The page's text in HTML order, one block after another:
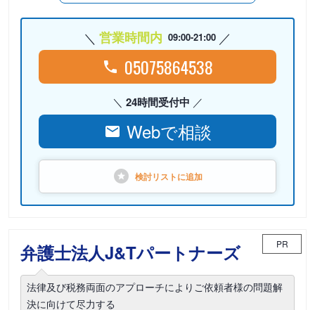
営業時間内 09:00-21:00
05075864538
24時間受付中
Webで相談
検討リストに追加
弁護士法人J&Tパートナーズ PR
法律及び税務両面のアプローチによりご依頼者様の問題解
決に向けて尽力する